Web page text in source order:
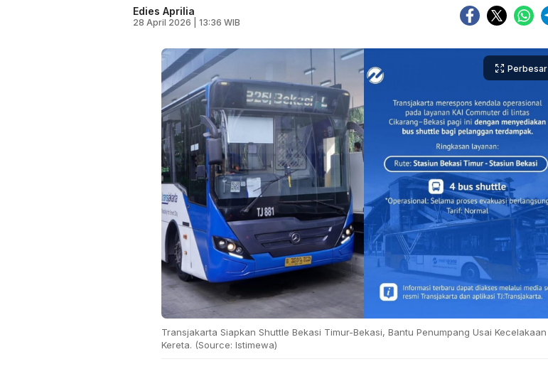
Edies Aprilia
28 April 2026 | 13:36 WIB
Perbesar
Transjakarta Siapkan Shuttle Bekasi Timur-Bekasi, Bantu Penumpang Usai Kecelakaan
Kereta. (Source: Istimewa)